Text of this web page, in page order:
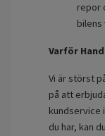
repor
Varför
Vi är störst
på att
kundservice
du har, kan